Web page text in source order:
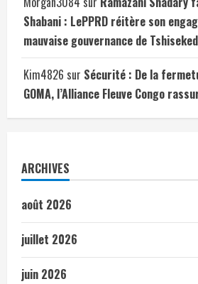
Shabani : LePPRD réitère son
mauvaise gouvernance de
Kim4826 sur Sécurité : De la
GOMA, l’Alliance Fleuve Congo
ARCHIVES
août 2026
juillet 2026
juin 2026